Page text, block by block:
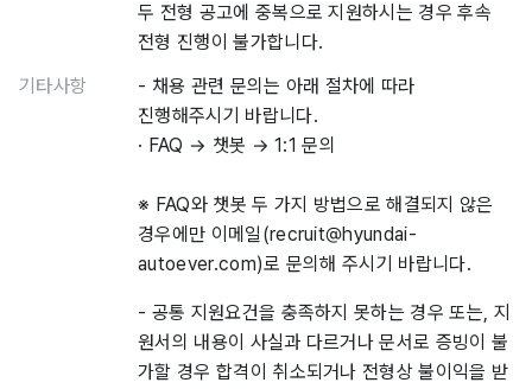
​​두 전형 공고에 ​중복으로 ​지원하시는 ​경우 후속
전형 ​진행이 불가합니다. ​
기타사항
- 채용 관련 문의는 아래 절차에 따라
진행해주시기 바랍니다.
· FAQ → 챗봇 → 1:1 문의
※ FAQ와 챗봇 두 가지 방법으로 해결되지 않은
경우에만 이메일(recruit@hyundai-
autoever.com)로 문의해 주시기 바랍니다.
- 공통 지원요건을 충족하지 못하는 경우 또는, 지
원서의 내용이 사실과 다르거나 문서로 증빙이 불
가할 경우 합격이 취소되거나 전형상 불이익을 받